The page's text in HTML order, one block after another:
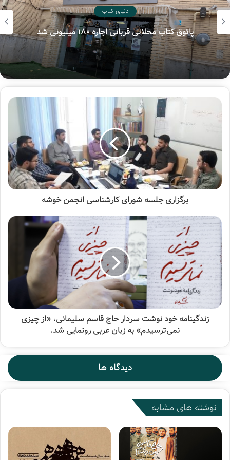
کرونا
دنیای کتاب
پاتوق کتاب محلاتی قربانی اجاره ۱۸۰ میلیونی شد
برگزاری جلسه شورای کارشناسی انجمن خوشه
زندگینامه خود نوشت سردار حاج قاسم سلیمانی، «از چیزی
نمی‌ترسیدم» به زبان عربی رونمایی شد.
دیدگاه ها
نوشته های مشابه